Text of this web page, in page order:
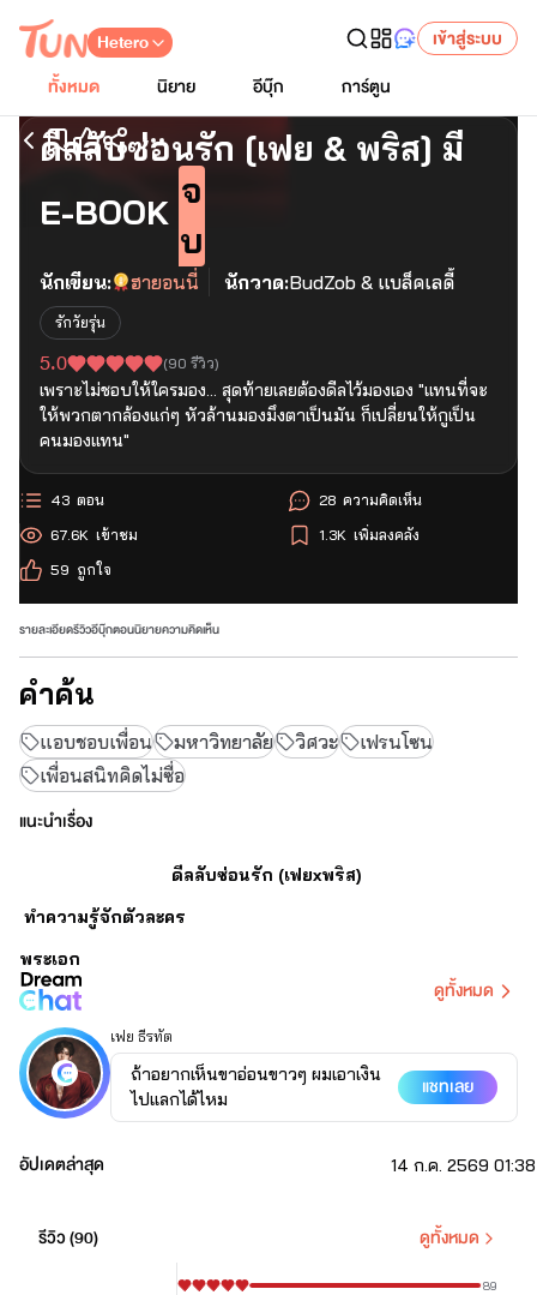
Hetero
เข้าสู่ระบบ
ทั้งหมด
นิยาย อีบุ๊ก การ์ตูน
เริ่มอ่านตอนแรก
ดีลลับซ่อนรัก [เฟย & พริส] มี
E-BOOK
จ
บ
นักเขียน: ฮายอนนี่ นักวาด:BudZob & แบล็คเลดี้
รักวัยรุ่น
5.0 (90 รีวิว)
เพราะไม่ชอบให้ใครมอง… สุดท้ายเลยต้องดีลไว้มองเอง "แทนที่จะ
ให้พวกตากล้องแก่ๆ หัวล้านมองมึงตาเป็นมัน ก็เปลี่ยนให้กูเป็น
คนมองแทน"
ตอน
43
เข้าชม
67.6K
ถูกใจ
59
ความคิดเห็น
28
เพิ่มลงคลัง
1.3K
รายละเอียดรีวิวอีบุ๊กตอนนิยายความคิดเห็น
คำค้น
แอบชอบเพื่อน มหาวิทยาลัย วิศวะ
เฟรนโซน
เพื่อนสนิทคิดไม่ซื่อ
แนะนำเรื่อง
ดีลลับซ่อนรัก (เฟยxพริส)
ทำความรู้จักตัวละคร
พระเอก
เฟย ธีรทัต วราธิปัตย์
หนุ่มหล่อมาดเข้ม (สติ) ไม่ค่อยเต็มเท่าไหร่เพราะจิตใจไม่ค่อยอยู่กับเนื้อ
กับตัว
โสด… ก็เลยรักสนุก (บ้าง) ตามประสาคนหล่อบ้านรวย
“มึงแม่งไม่รู้ตัวสักนิดเลยเหรอวะ”
ดูทั้งหมด
เฟย ธีรทัต
ถ้าอยากเห็นขาอ่อนขาวๆ ผมเอาเงิน
ไปแลกได้ไหม
แชทเลย
อัปเดตล่าสุด 14 ก.ค. 2569
รีวิว (90) ดูทั้งหมด
89